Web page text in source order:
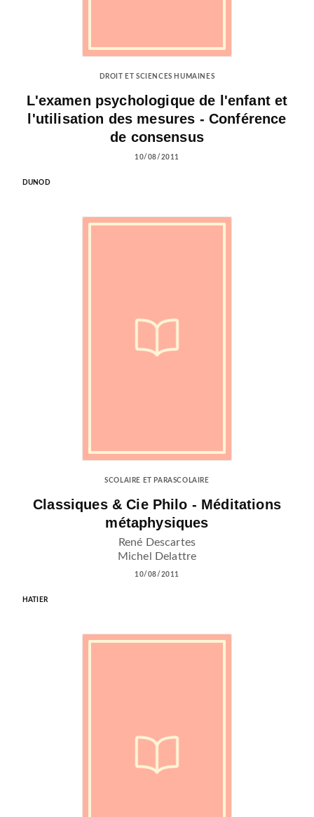
DROIT ET SCIENCES HUMAINES
L'examen psychologique de l'enfant et
l'utilisation des mesures - Conférence
de consensus
10/08/2011
DUNOD
SCOLAIRE ET PARASCOLAIRE
Classiques & Cie Philo - Méditations
métaphysiques
René Descartes
Michel Delattre
10/08/2011
HATIER